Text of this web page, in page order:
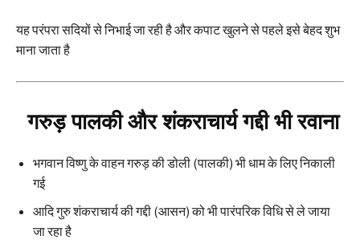
यह परंपरा सदियों से निभाई जा रही है और कपाट खुलने से पहले इसे बेहद शुभ
माना जाता है
गरुड़ पालकी और शंकराचार्य गद्दी भी रवाना
भगवान विष्णु के वाहन गरुड़ की डोली (पालकी) भी धाम के लिए निकाली
गई
आदि गुरु शंकराचार्य की गद्दी (आसन) को भी पारंपरिक विधि से ले जाया
जा रहा है